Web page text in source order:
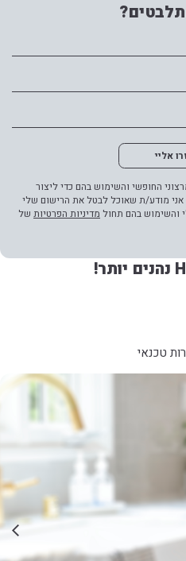
אליי
החופשי והשימוש בהם כדי ליצור
אני מודע/ת שאוכל לבטל את הרישום שלי
והשימוש בהם תחול מדיניות הפרטיות של
טכנאי